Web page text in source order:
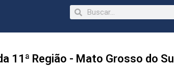
11ª Região - Mato Grosso do Sul